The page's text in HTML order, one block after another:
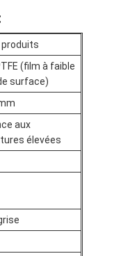
produits
(film à faible
surface)
aux
élevées